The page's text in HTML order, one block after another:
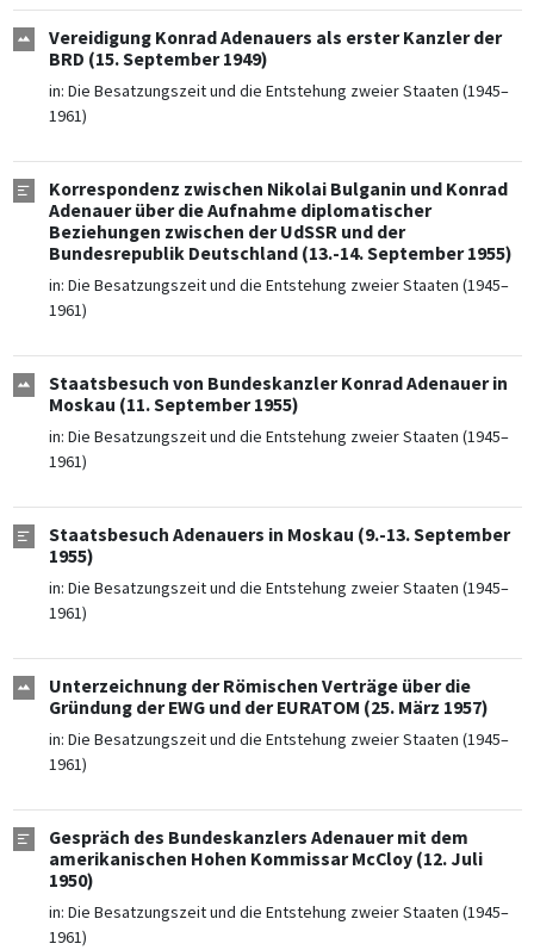
Vereidigung Konrad Adenauers als erster Kanzler der
BRD (15. September 1949)
in: Die Besatzungszeit und die Entstehung zweier Staaten (1945–
1961)
Korrespondenz zwischen Nikolai Bulganin und Konrad
Adenauer über die Aufnahme diplomatischer
Beziehungen zwischen der UdSSR und der
Bundesrepublik Deutschland (13.-14. September 1955)
in: Die Besatzungszeit und die Entstehung zweier Staaten (1945–
1961)
Staatsbesuch von Bundeskanzler Konrad Adenauer in
Moskau (11. September 1955)
in: Die Besatzungszeit und die Entstehung zweier Staaten (1945–
1961)
Staatsbesuch Adenauers in Moskau (9.-13. September
1955)
in: Die Besatzungszeit und die Entstehung zweier Staaten (1945–
1961)
Unterzeichnung der Römischen Verträge über die
Gründung der EWG und der EURATOM (25. März 1957)
in: Die Besatzungszeit und die Entstehung zweier Staaten (1945–
1961)
Gespräch des Bundeskanzlers Adenauer mit dem
amerikanischen Hohen Kommissar McCloy (12. Juli
1950)
in: Die Besatzungszeit und die Entstehung zweier Staaten (1945–
1961)